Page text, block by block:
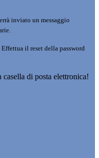
inviato un messaggio
il reset della password
di posta elettronica!